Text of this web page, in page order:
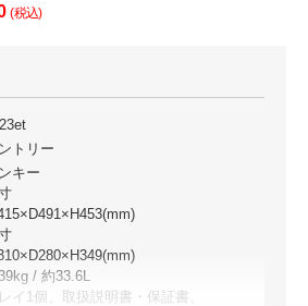
(税込)
トリー
キー
/ 約33.6L
イ1個、取扱説明書・保証書、